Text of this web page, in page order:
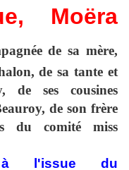
Moëra
de sa mère,
de sa tante et
de ses cousines
de son frère
du comité miss
à l'issue du